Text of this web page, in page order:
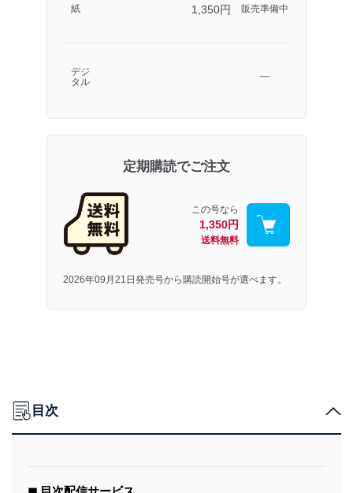
紙 1,350円 販売準備中
デジ
タル
―
定期購読でご注文
この号なら
1,350円
送料無料
2026年09月21日発売号から購読開始号が選べます。
目次